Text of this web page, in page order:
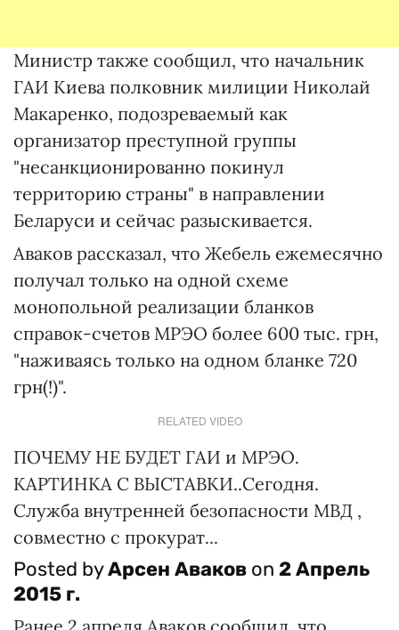
Министр также сообщил, что начальник
ГАИ Киева полковник милиции Николай
Макаренко, подозреваемый как
организатор преступной группы
"несанкционированно покинул
территорию страны" в направлении
Беларуси и сейчас разыскивается.
Аваков рассказал, что Жебель ежемесячно
получал только на одной схеме
монопольной реализации бланков
справок-счетов МРЭО более 600 тыс. грн,
"наживаясь только на одном бланке 720
грн(!)".
RELATED VIDEO
ПОЧЕМУ НЕ БУДЕТ ГАИ и МРЭО.
КАРТИНКА С ВЫСТАВКИ..Сегодня.
Служба внутренней безопасности МВД ,
совместно с прокурат...
Posted byАрсен Аваков on 2 Апрель
2015 г.